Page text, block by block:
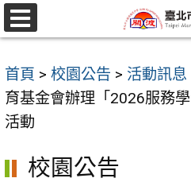
跳
至
要
內
容
選
單
首頁 > 校園公告 > 活動訊息
育基金會辦理「2026服務
活動
校園公告